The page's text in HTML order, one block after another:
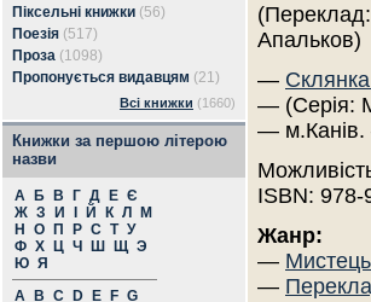
Піксельні книжки (56)
Поезія (517)
Проза (1098)
Пропонується видавцям (21)
Всі книжки (1660)
Книжки за першою літерою
назви
А Б В Г Д Е Є
Ж З И Й К Л
М
Н
О П Р С Т У
Ф Х Ц Ч Ш Щ Э
Ю Я
A
B C D E F G
Апальков)
—
— (Серія:
—
ISBN: 978-
Жанр:
—
—